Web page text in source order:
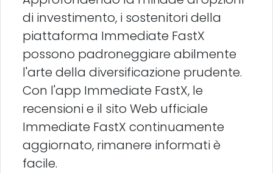
di investimento, i sostenitori della
piattaforma Immediate FastX
possono padroneggiare abilmente
l'arte della diversificazione prudente.
Con l'app Immediate FastX, le
recensioni e il sito Web ufficiale
Immediate FastX continuamente
aggiornato, rimanere informati è
facile.